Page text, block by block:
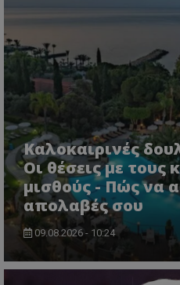
Καλοκαιρινές
Οι θέσεις με τους
μισθούς - Πώς να
απολαβές σου
09.08.2026 - 10:24